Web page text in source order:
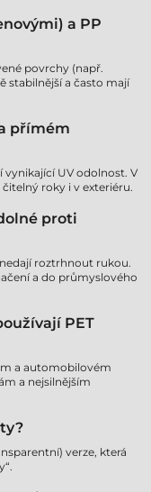
a PP
povrchy (např.
stabilnější a často mají
přímém
vynikající UV odolnost. V
roky i v exteriéru.
proti
roztrhnout rukou.
a do průmyslového
PET
a automobilovém
a nejsilnějším
verze, která